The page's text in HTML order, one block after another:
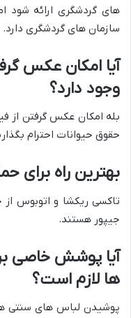
های گردشگری ارائه
سازمان های گردشگری دارد.
آیا امکان عکس
وجود دارد؟
بله امکان عکس گرفتن از
حقوق حیوانات احترام
بهترین راه برای
تاکسی ریکشا و اتوبوس از
جیپور هستند.
آیا پوشش خاصی
ها لازم است؟
پوشیدن لباس های سنتی